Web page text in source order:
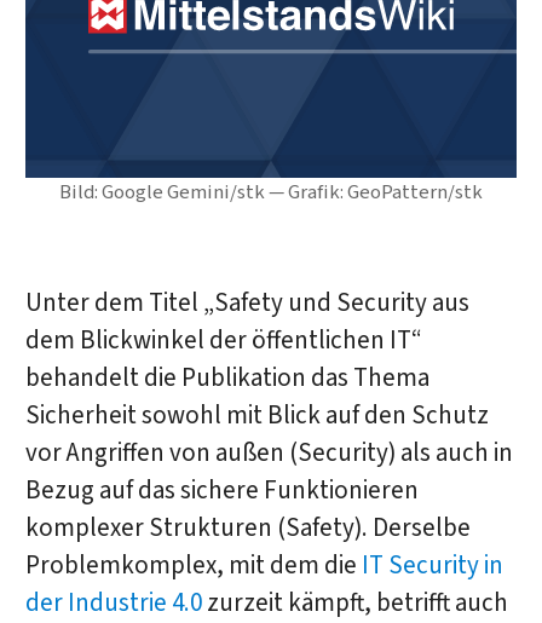
Bild: Google Gemini/stk — Grafik: GeoPattern/stk
Unter dem Titel „Safety und Security aus
dem Blickwinkel der öffentlichen IT“
behandelt die Publikation das Thema
Sicherheit sowohl mit Blick auf den Schutz
vor Angriffen von außen (Security) als auch in
Bezug auf das sichere Funktionieren
komplexer Strukturen (Safety). Derselbe
Problemkomplex, mit dem die IT Security in
der Industrie 4.0zurzeit kämpft, betrifft auch